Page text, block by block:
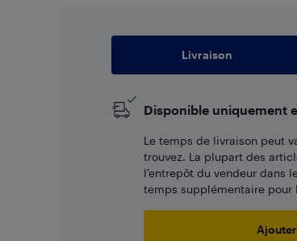
Livraison
Disponible uniquement
Le temps de livraison peut
trouvez. La plupart des
l’entrepôt du vendeur dans
temps supplémentaire pour